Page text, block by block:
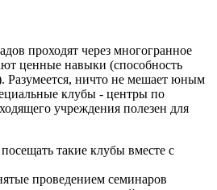
проходят через многогранное
ценные навыки (способность
Разумеется, ничто не мешает юным
клубы - центры по
учреждения полезен для
такие клубы вместе с
проведением семинаров